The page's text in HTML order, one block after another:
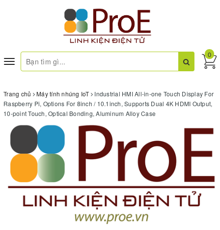
Toggle
navigation
0
Trang chủ Máy tính nhúng IoT
Industrial HMI All-in-one Touch Display For
Raspberry Pi, Options For 8inch / 10.1inch, Supports Dual 4K HDMI Output,
10-point Touch, Optical Bonding, Aluminum Alloy Case